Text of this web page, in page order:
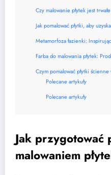
Czy malowanie płytek jest
Jak pomalować płytki, aby
Metamorfoza łazienki:
Farba do malowania płytek:
Czym pomalować płytki
Polecane artykuły
Polecane artykuły
Jak przygotować
malowaniem